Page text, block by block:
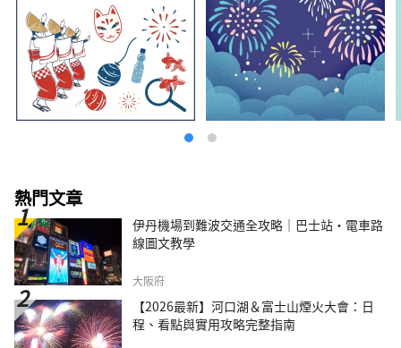
熱門文章
伊丹機場到難波交通全攻略｜巴士站・電車路
線圖文教學
大阪府
【2026最新】河口湖＆富士山煙火大會：日
程、看點與實用攻略完整指南